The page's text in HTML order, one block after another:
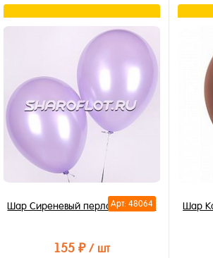
В корзину
Купить в 1 клик
В избранное
В
Арт: 48064
Шар Сиреневый перламутр 30см
155 ₽ / шт
Шар